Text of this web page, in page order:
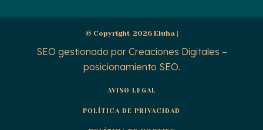
© Copyright 2026 Eluha |
SEO gestionado por Creaciones Digitales –
posicionamiento SEO.
AVISO LEGAL
POLÍTICA DE PRIVACIDAD